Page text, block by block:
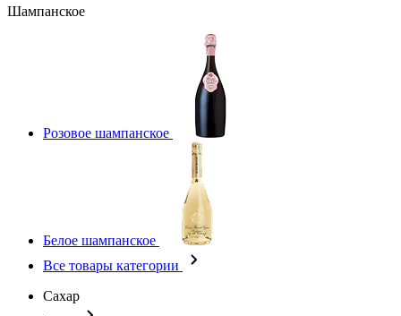
Шампанское
Розовое шампанское
Белое шампанское
Все товары категории
Сахар